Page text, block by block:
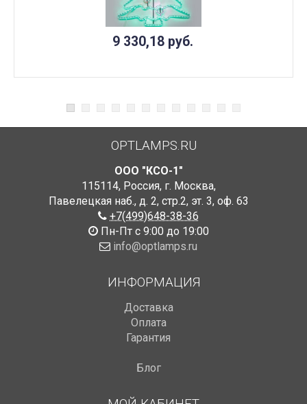
9 330,18 руб.
OPTLAMPS.RU
ООО "КСО-1"
115114, Россия, г. Москва,
Павелецкая наб., д. 2, стр.2, эт. 3, оф. 63
+7(499)648-38-36
Пн-Пт с 9:00 до 19:00
info@optlamps.ru
ИНФОРМАЦИЯ
Доставка
Оплата
Гарантия
Блог